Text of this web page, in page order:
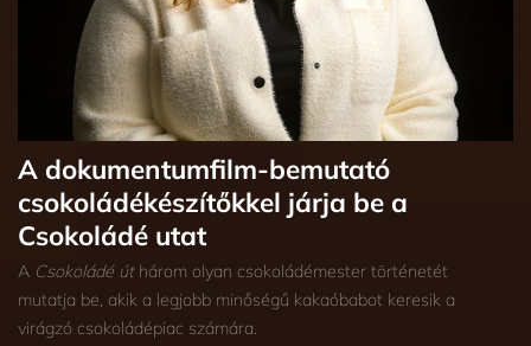
A dokumentumfilm-bemutató
csokoládékészítőkkel járja be a
Csokoládé utat
A Csokoládé úthárom olyan csokoládémester történetét
mutatja be, akik a legjobb minőségű kakaóbabot keresik a
virágzó csokoládépiac számára.